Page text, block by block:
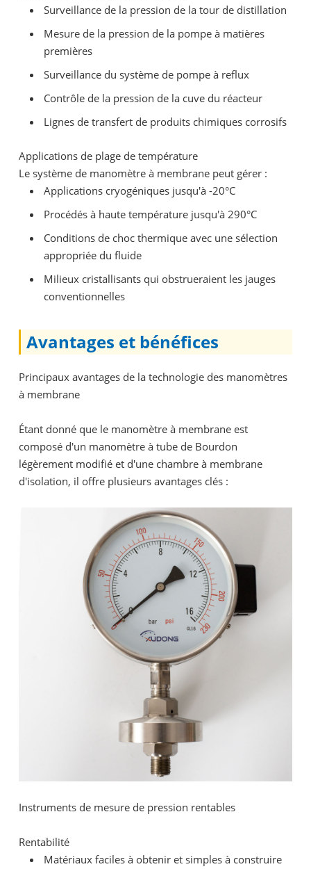
Surveillance de la pression de la tour de distillation
Mesure de la pression de la pompe à matières
premières
Surveillance du système de pompe à reflux
Contrôle de la pression de la cuve du réacteur
Lignes de transfert de produits chimiques corrosifs
Applications de plage de température
Le système de manomètre à membrane peut gérer :
Applications cryogéniques jusqu'à -20°C
Procédés à haute température jusqu'à 290°C
Conditions de choc thermique avec une sélection
appropriée du fluide
Milieux cristallisants qui obstrueraient les jauges
conventionnelles
Avantages et bénéfices
Principaux avantages de la technologie des manomètres
à membrane
Étant donné que le manomètre à membrane est
composé d'un manomètre à tube de Bourdon
légèrement modifié et d'une chambre à membrane
d'isolation, il offre plusieurs avantages clés :
Instruments de mesure de pression rentables
Rentabilité
Matériaux faciles à obtenir et simples à construire